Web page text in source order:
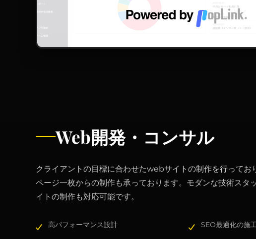
Web開発・コンサル
クライアントの目標に合わせたwebサイトの制作を行ってお
ページ一枚からの制作も承っております。モダンな技術スタ
イトの制作も対応可能です。
高パフォーマンス設計 SEO最適化の施